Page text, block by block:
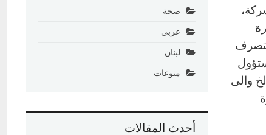
والى
ليرة
صحة
عربي
لبنان
منوعات
أحدث المقالات